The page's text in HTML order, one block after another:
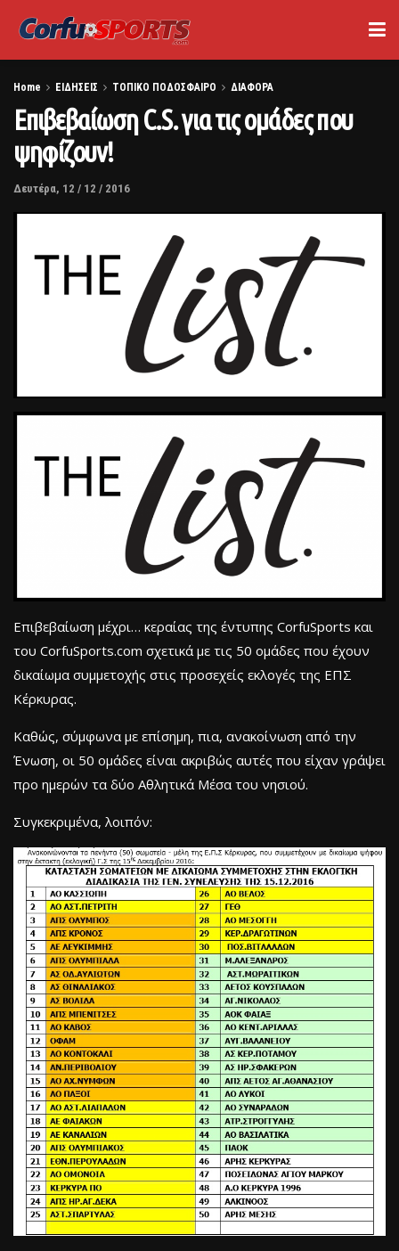
Home ΕΙΔΗΣΕΙΣ ΤΟΠΙΚΟ ΠΟΔΟΣΦΑΙΡΟ ΔΙΑΦΟΡΑ
Επιβεβαίωση C.S. για τις ομάδες που
ψηφίζουν!
Δευτέρα, 12 / 12 / 2016
Επιβεβαίωση μέχρι… κεραίας της έντυπης CorfuSports και
του CorfuSports.com σχετικά με τις 50 ομάδες που έχουν
δικαίωμα συμμετοχής στις προσεχείς εκλογές της ΕΠΣ
Κέρκυρας.
Καθώς, σύμφωνα με επίσημη, πια, ανακοίνωση από την
Ένωση, οι 50 ομάδες είναι ακριβώς αυτές που είχαν γράψει
προ ημερών τα δύο Αθλητικά Μέσα του νησιού.
Συγκεκριμένα, λοιπόν: